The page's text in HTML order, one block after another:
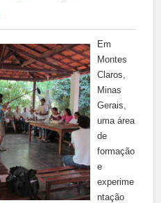
Em
Montes
Claros,
Minas
Gerais,
uma área
de
formação
e
experime
ntação